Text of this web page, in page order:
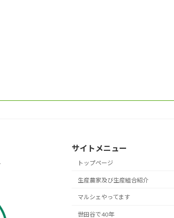
サイトメニュー
トップページ
生産農家及び生産組合紹介
マルシェやってます
世田谷で40年